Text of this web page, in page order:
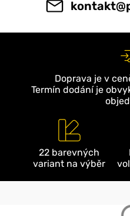
Doprava je v
Termín dodání je
22 barevných
variant na výběr